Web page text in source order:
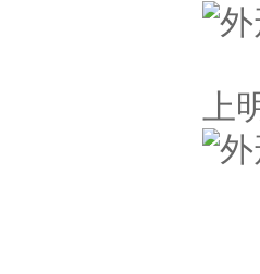
上